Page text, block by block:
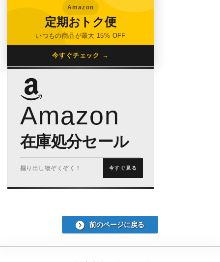
Amazon
定期おトク便
いつもの商品が最大 15% OFF
今すぐチェック →
Amazon
在庫処分セール
掘り出し物ぞくぞく！ 今すぐ見る
前のページに戻る